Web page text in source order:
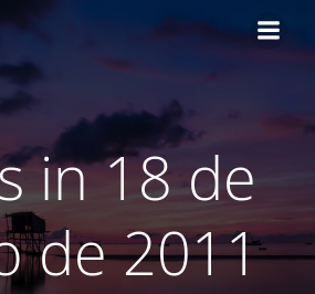
in 18 de
de 2011